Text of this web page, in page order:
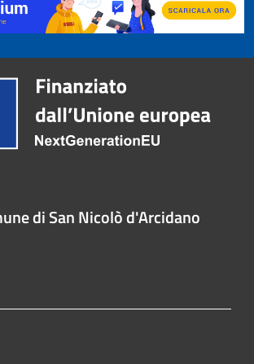
di San Nicolò d'Arcidano